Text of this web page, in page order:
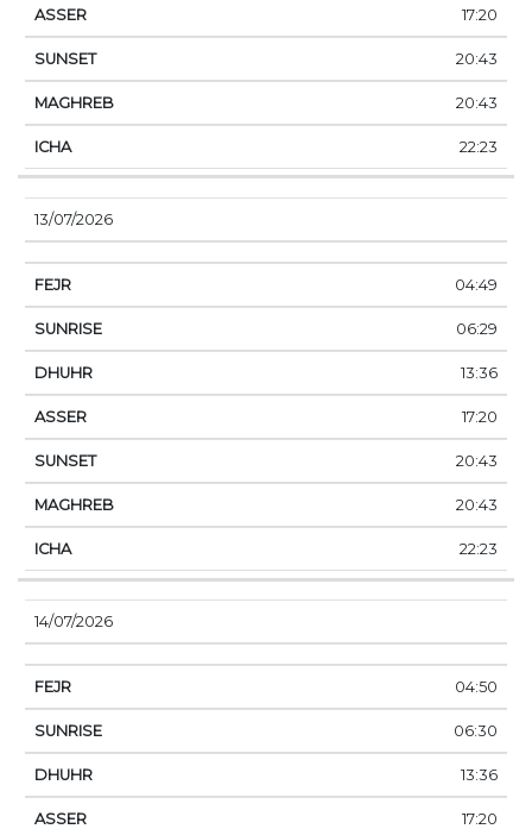
17:20
20:43
20:43
22:23
13/07/2026
04:49
06:29
13:36
17:20
20:43
20:43
22:23
14/07/2026
04:50
06:30
13:36
17:20